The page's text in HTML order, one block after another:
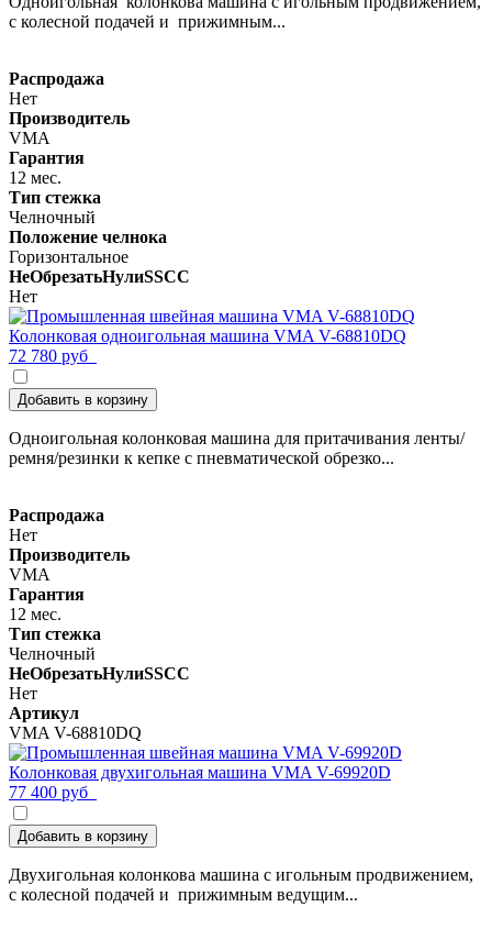
с колесной подачей и прижимным...
Распродажа
Нет
Производитель
VMA
Гарантия
12 мес.
Тип стежка
Челночный
Положение челнока
Горизонтальное
НеОбрезатьНулиSSCC
Нет
Колонковая одноигольная машина VMA V-68810DQ
72 780 руб
Добавить в корзину
Одноигольная колонковая машина для притачивания ленты/
ремня/резинки к кепке с пневматической обрезко...
Распродажа
Нет
Производитель
VMA
Гарантия
12 мес.
Тип стежка
Челночный
НеОбрезатьНулиSSCC
Нет
Артикул
VMA V-68810DQ
Колонковая двухигольная машина VMA V-69920D
77 400 руб
Добавить в корзину
Двухигольная колонкова машина с игольным продвижением,
с колесной подачей и прижимным ведущим...